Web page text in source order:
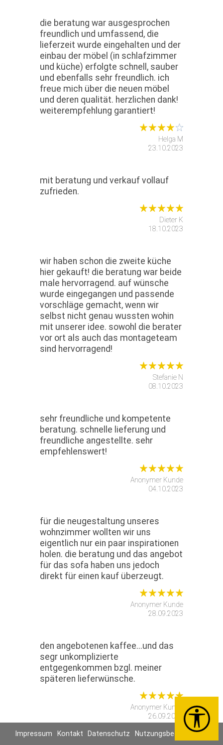
die beratung war ausgesprochen
freundlich und umfassend, die
lieferzeit wurde eingehalten und der
einbau der möbel (in schlafzimmer
und küche) erfolgte schnell, sauber
und ebenfalls sehr freundlich. ich
freue mich über die neuen möbel
und deren qualität. herzlichen dank!
weiterempfehlung garantiert!
Helga M
23.10.2023
mit beratung und verkauf vollauf
zufrieden.
Dieter K
18.10.2023
wir haben schon die zweite küche
hier gekauft! die beratung war beide
male hervorragend. auf wünsche
wurde eingegangen und passende
vorschläge gemacht, wenn wir
selbst nicht genau wussten wohin
mit unserer idee. sowohl die berater
vor ort als auch das montageteam
sind hervorragend!
Stefanie N
08.10.2023
sehr freundliche und kompetente
beratung. schnelle lieferung und
freundliche angestellte. sehr
empfehlenswert!
Anonymer Kunde
04.10.2023
für die neugestaltung unseres
wohnzimmer wollten wir uns
eigentlich nur ein paar inspirationen
holen. die beratung und das angebot
für das sofa haben uns jedoch
direkt für einen kauf überzeugt.
Anonymer Kunde
28.09.2023
den angebotenen kaffee...und das
segr unkomplizierte
entgegenkommen bzgl. meiner
späteren lieferwünsche.
Anonymer Kunde
26.09.2023
Impressum Kontakt Datenschutz Nutzungsbedingungen